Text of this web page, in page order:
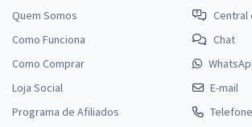
Quem Somos
Como Funciona
Como Comprar
Loja Social
Programa de Afiliados
Central
Chat
E-mail